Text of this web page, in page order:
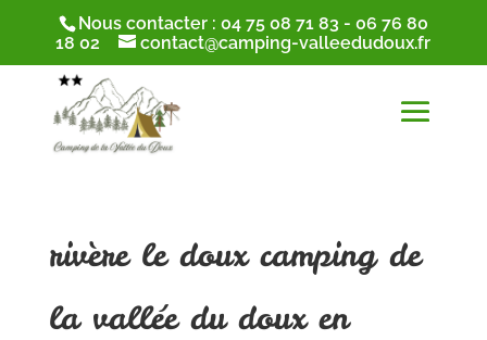
Nous contacter : 04 75 08 71 83 - 06 76 80
18 02
contact@camping-valleedudoux.fr
rivère le doux camping de
la vallée du doux en